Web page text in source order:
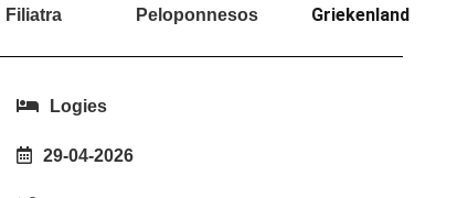
Filiatra Peloponnesos Griekenland
Logies
29-04-2026